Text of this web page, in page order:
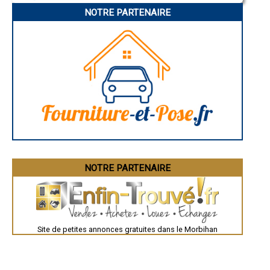
- Ouverture de mur en pierre, béton à Ploemel
- Ouverture de mur en pierre, béton à Péaule
- Ouverture de mur en pierre, béton à Guégon
- Ouverture de mur en pierre, béton à Plougoumelen
- Ouverture de mur en pierre, béton à Plumelin
- Ouverture de mur en pierre, béton à La Gacilly
- Ouverture de mur en pierre, béton à Guiscriff
- Ouverture de mur en pierre, béton à Sainte-Anne-d'Auray
- Ouverture de mur en pierre, béton à Bréhan
- Ouverture de mur en pierre, béton à Bubry
- Ouverture de mur en pierre, béton à Noyal-Muzillac
- Ouverture de mur en pierre, béton à Saint-Dolay
- Ouverture de mur en pierre, béton à Bono
- Ouverture de mur en pierre, béton à Saint-Pierre-Quiberon
- Ouverture de mur en pierre, béton à Colpo
- Ouverture de mur en pierre, béton à Meucon
- Ouverture de mur en pierre, béton à Étel
- Ouverture de mur en pierre, béton à Taupont
- Ouverture de mur en pierre, béton à Inguiniel
NOTRE PARTENAIRE
NOTRE PARTENAIRE
Site de petites annonces gratuites dans le Morbihan